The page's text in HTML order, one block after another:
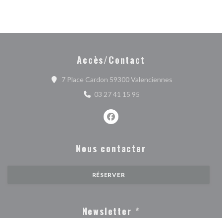
Accès/Contact
7 Place Cardon 59300 Valenciennes((ouvre une
03 27 41 15 95
Facebook ((ouvre une nouvelle
Nous contacter
RÉSERVER
Newsletter *